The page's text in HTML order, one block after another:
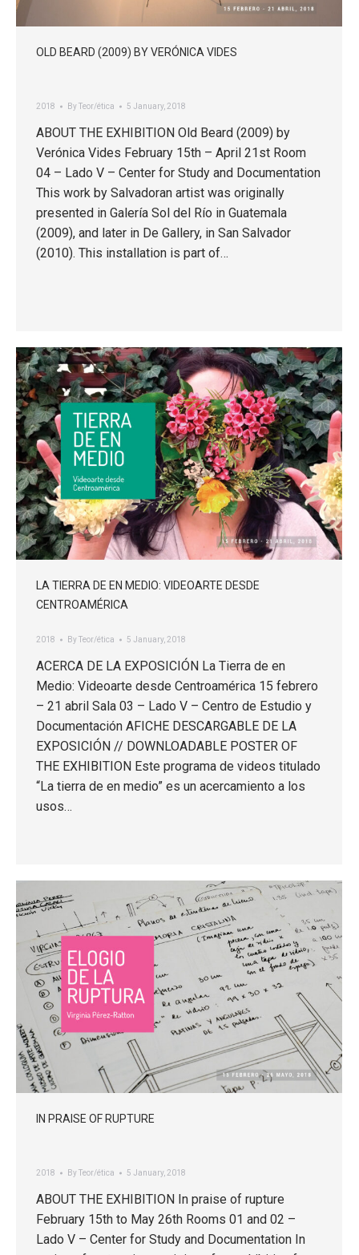
OLD BEARD (2009) BY VERÓNICA VIDES
2018 ByTeor/ética 5 January, 2018
ABOUT THE EXHIBITION Old Beard (2009) by
Verónica Vides February 15th – April 21st Room
04 – Lado V – Center for Study and Documentation
This work by Salvadoran artist was originally
presented in Galería Sol del Río in Guatemala
(2009), and later in De Gallery, in San Salvador
(2010). This installation is part of…
LA TIERRA DE EN MEDIO: VIDEOARTE DESDE
CENTROAMÉRICA
2018 ByTeor/ética 5 January, 2018
ACERCA DE LA EXPOSICIÓN La Tierra de en
Medio: Videoarte desde Centroamérica 15 febrero
– 21 abril Sala 03 – Lado V – Centro de Estudio y
Documentación AFICHE DESCARGABLE DE LA
EXPOSICIÓN // DOWNLOADABLE POSTER OF
THE EXHIBITION Este programa de videos titulado
“La tierra de en medio” es un acercamiento a los
usos…
IN PRAISE OF RUPTURE
2018 ByTeor/ética 5 January, 2018
ABOUT THE EXHIBITION In praise of rupture
February 15th to May 26th Rooms 01 and 02 –
Lado V – Center for Study and Documentation In